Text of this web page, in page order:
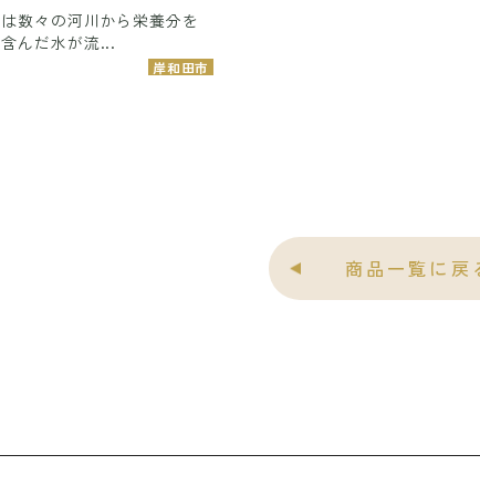
数々の河川から栄養分を
んだ水が流...
岸和田市
商品一覧に戻